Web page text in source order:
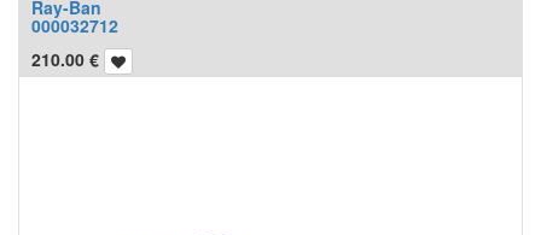
Ray-Ban
000032712
210.00 €